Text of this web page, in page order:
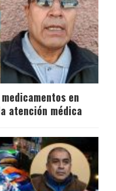
en
atención médica